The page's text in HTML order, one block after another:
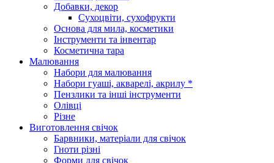
Добавки, декор
Сухоцвіти, сухофрукти
Основа для мила, косметики
Інструменти та інвентар
Косметична тара
Малювання
Набори для малювання
Набори гуаші, акварелі, акрилу *
Пензлики та інші інструменти
Олівці
Різне
Виготовлення свічок
Барвники, матеріали для свічок
Гноти різні
Форми для свічок